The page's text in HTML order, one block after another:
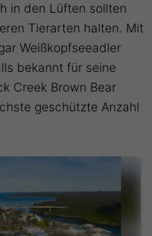
in den Lüften sollten
Tierarten halten. Mit
Weißkopfseeadler
bekannt für seine
Creek Brown Bear
geschützte Anzahl